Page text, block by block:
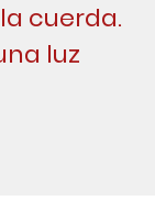
cuerda.
luz